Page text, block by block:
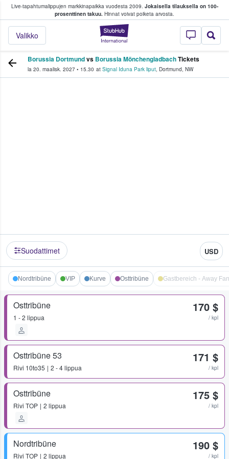
Live-tapahtumalippujen markkinapaikka vuodesta 2009. Jokaisella tilauksella on 100-
prosenttinen takuu. Hinnat voivat poiketa arvosta.
StubHub -
Valikko
fanit ostavat ja myyvät lippuja
Borussia Dortmundvs Borussia MönchengladbachTickets
la 20. maalisk. 2027 • 15.30 at Signal Iduna Park liput, Dortmund, NW
Suodattimet USD
Nordtribüne VIP Kurve Osttribüne Gastbereich - Away
Osttribüne
1 - 2 lippua
170 $
/ kpl
Osttribüne 53
Rivi 10to35 2 - 4 lippua
171 $
/ kpl
Osttribüne
Rivi TOP 2 lippua
175 $
/ kpl
Nordtribüne
Rivi TOP 2 lippua
190 $
/ kpl